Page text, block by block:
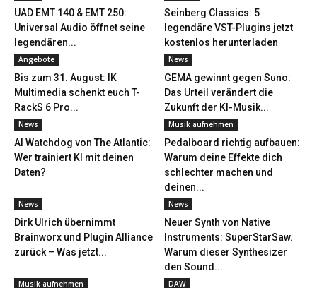
UAD EMT 140 & EMT 250:
Universal Audio öffnet seine
legendären...
Seinberg Classics: 5
legendäre VST-Plugins jetzt
kostenlos herunterladen
Angebote
Bis zum 31. August: IK
Multimedia schenkt euch T-
RackS 6 Pro...
News
GEMA gewinnt gegen Suno:
Das Urteil verändert die
Zukunft der KI-Musik...
News
AI Watchdog von The Atlantic:
Wer trainiert KI mit deinen
Daten?
Musik aufnehmen
Pedalboard richtig aufbauen:
Warum deine Effekte dich
schlechter machen und
deinen...
News
Dirk Ulrich übernimmt
Brainworx und Plugin Alliance
zurück – Was jetzt...
News
Neuer Synth von Native
Instruments: SuperStarSaw.
Warum dieser Synthesizer
den Sound...
Musik aufnehmen DAW